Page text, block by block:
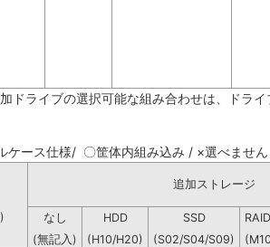
ドライブの選択可能な組み合わせは、ドラ
ケース仕様/ 〇筐体内組み込み / ×選べません
追加ストレージ
なし HDD SSD
(無記入)
(H10/H20) (S02/S04/S09)